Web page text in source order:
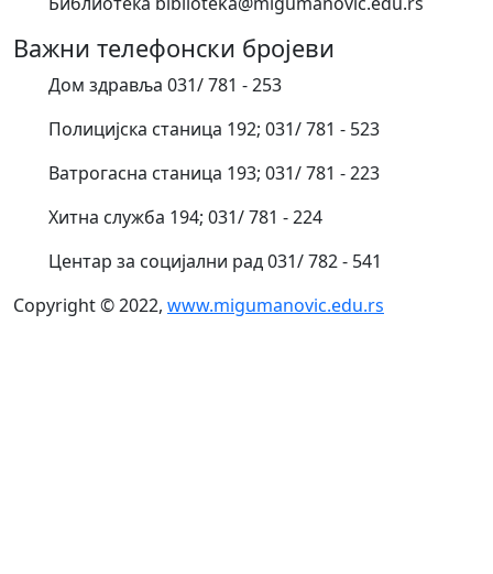
Важни телефонски бројеви
Дом здравља 031/ 781 - 253
Полицијска станица 192; 031/ 781 - 523
Ватрогасна станица 193; 031/ 781 - 223
Хитна служба 194; 031/ 781 - 224
Центар за социјални рад 031/ 782 - 541
Copyright © 2022, www.migumanovic.edu.rs